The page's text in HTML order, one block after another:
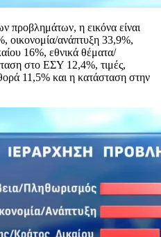
προβλημάτων, η εικόνα είναι
οικονομία/ανάπτυξη 33,9%,
16%, εθνικά θέματα/
στο ΕΣΥ 12,4%, τιμές,
11,5% και η κατάσταση στην